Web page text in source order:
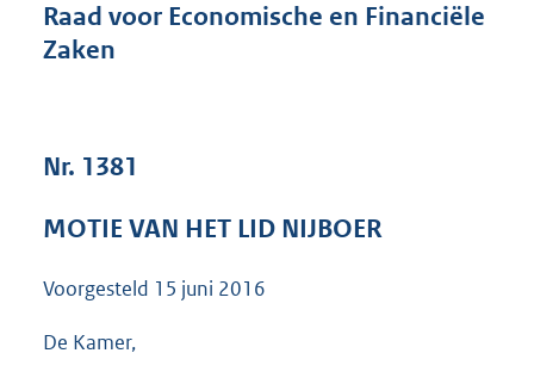
s
Raad voor Economische en Financiële
Zaken
Nr. 1381
MOTIE VAN HET LID NIJBOER
Voorgesteld 15 juni 2016
De Kamer,